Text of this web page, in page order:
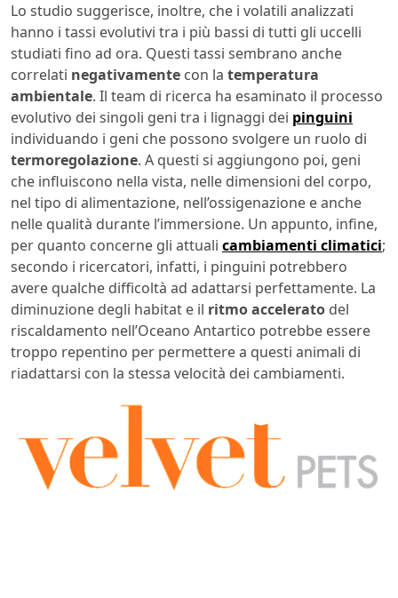
Lo studio suggerisce, inoltre, che i volatili analizzati
hanno i tassi evolutivi tra i più bassi di tutti gli uccelli
studiati fino ad ora. Questi tassi sembrano anche
correlati negativamente con la temperatura
ambientale. Il team di ricerca ha esaminato il processo
evolutivo dei singoli geni tra i lignaggi dei pinguini
individuando i geni che possono svolgere un ruolo di
termoregolazione. A questi si aggiungono poi, geni
che influiscono nella vista, nelle dimensioni del corpo,
nel tipo di alimentazione, nell’ossigenazione e anche
nelle qualità durante l’immersione. Un appunto, infine,
per quanto concerne gli attuali cambiamenti climatici;
secondo i ricercatori, infatti, i pinguini potrebbero
avere qualche difficoltà ad adattarsi perfettamente. La
diminuzione degli habitat e il ritmo accelerato del
riscaldamento nell’Oceano Antartico potrebbe essere
troppo repentino per permettere a questi animali di
riadattarsi con la stessa velocità dei cambiamenti.